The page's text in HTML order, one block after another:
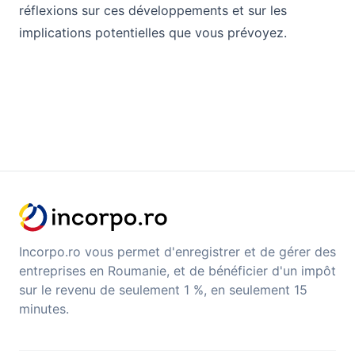
réflexions sur ces développements et sur les
implications potentielles que vous prévoyez.
Incorpo.ro vous permet d'enregistrer et de gérer des
entreprises en Roumanie, et de bénéficier d'un impôt
sur le revenu de seulement 1 %, en seulement 15
minutes.